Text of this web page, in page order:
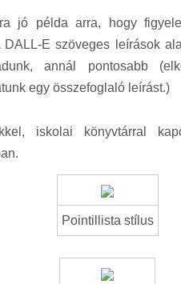
jó példa arra, hogy
E szöveges leírások
annál pontosabb
egy összefoglaló leírást.)
iskolai könyvtárral
Pointillista stílus